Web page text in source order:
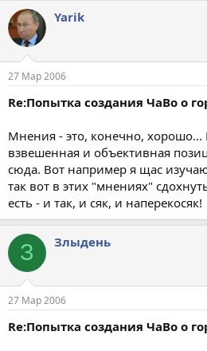
Yarik
27 Мар 2006
Re:Попытка создания ЧаВо о
Мнения - это, конечно, хорошо...
взвешенная и объективная
сюда. Вот например я щас
так вот в этих "мнениях"
есть - и так, и сяк, и наперекосяк!
З Злыдень
27 Мар 2006
Re:Попытка создания ЧаВо о